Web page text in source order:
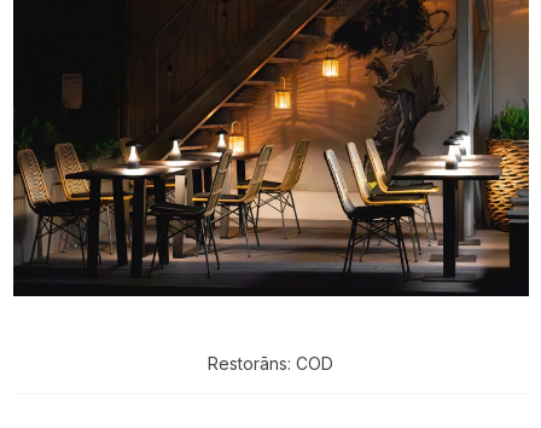
Restorāns: COD